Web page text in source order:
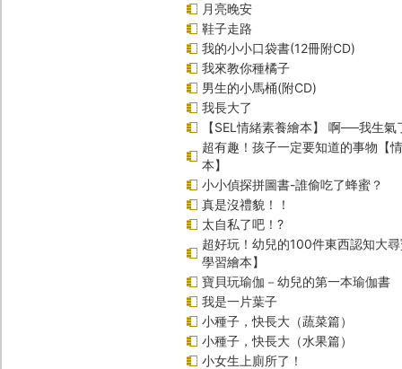
月亮晚安
鞋子走路
我的小小口袋書(12冊附CD)
我來教你種橘子
男生的小馬桶(附CD)
我長大了
【SEL情緒素養繪本】 啊──我生氣
超有趣！孩子一定要知道的事物【
本】
小小偵探拼圖書-誰偷吃了蜂蜜？
真是沒禮貌！！
太自私了吧！?
超好玩！幼兒的100件東西認知大
學習繪本】
寶貝玩瑜伽－幼兒的第一本瑜伽書
我是一片葉子
小種子，快長大（蔬菜篇）
小種子，快長大（水果篇）
小女生上廁所了！